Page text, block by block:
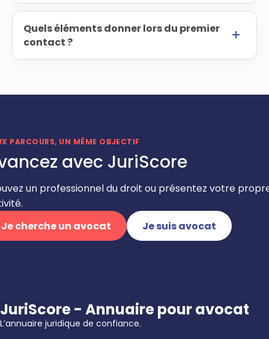
Quels éléments donner lors du premier
contact ?
PARCOURS, UN MÊME OBJECTIF
avec JuriScore
un professionnel du droit ou présentez votre
Je cherche un avocat
Je suis avocat
JuriScore - Annuaire pour avocat
L’annuaire juridique de confiance.